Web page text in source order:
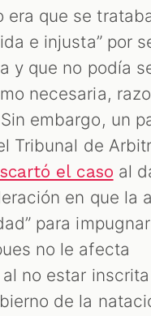
era que se
e injusta” por
y que no podía
necesaria,
embargo, un
Tribunal de
el caso al
en que la
para
no le afecta
no estar
de la